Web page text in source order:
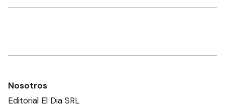
Nosotros
Editorial El Dia SRL